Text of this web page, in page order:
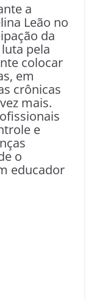
a
Leão no
da
pela
colocar
em
crônicas
mais.
e
o
educador